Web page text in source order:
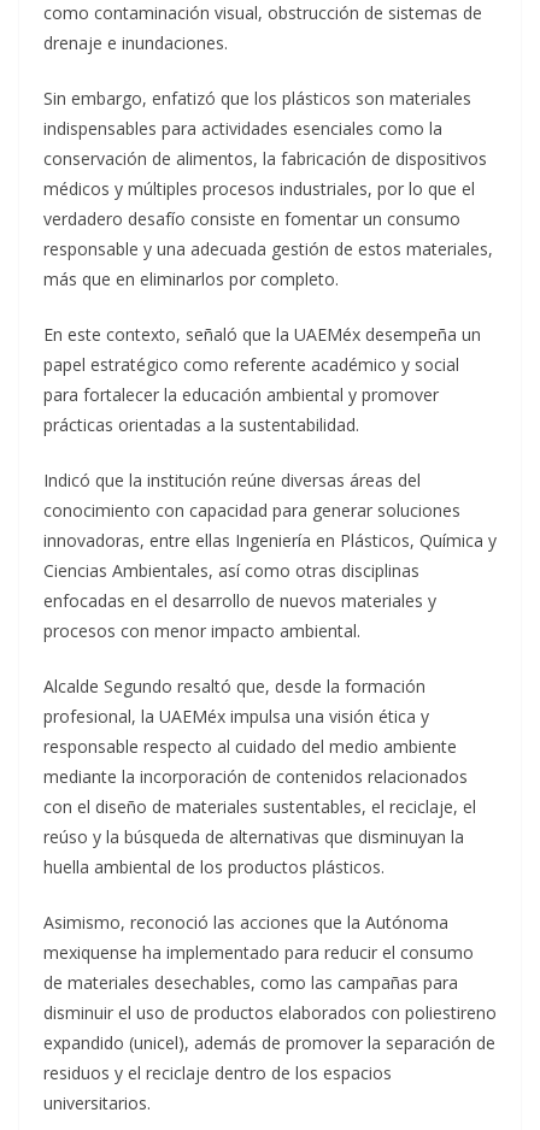
como contaminación visual, obstrucción de sistemas de
drenaje e inundaciones.
Sin embargo, enfatizó que los plásticos son materiales
indispensables para actividades esenciales como la
conservación de alimentos, la fabricación de dispositivos
médicos y múltiples procesos industriales, por lo que el
verdadero desafío consiste en fomentar un consumo
responsable y una adecuada gestión de estos materiales,
más que en eliminarlos por completo.
En este contexto, señaló que la UAEMéx desempeña un
papel estratégico como referente académico y social
para fortalecer la educación ambiental y promover
prácticas orientadas a la sustentabilidad.
Indicó que la institución reúne diversas áreas del
conocimiento con capacidad para generar soluciones
innovadoras, entre ellas Ingeniería en Plásticos, Química y
Ciencias Ambientales, así como otras disciplinas
enfocadas en el desarrollo de nuevos materiales y
procesos con menor impacto ambiental.
Alcalde Segundo resaltó que, desde la formación
profesional, la UAEMéx impulsa una visión ética y
responsable respecto al cuidado del medio ambiente
mediante la incorporación de contenidos relacionados
con el diseño de materiales sustentables, el reciclaje, el
reúso y la búsqueda de alternativas que disminuyan la
huella ambiental de los productos plásticos.
Asimismo, reconoció las acciones que la Autónoma
mexiquense ha implementado para reducir el consumo
de materiales desechables, como las campañas para
disminuir el uso de productos elaborados con poliestireno
expandido (unicel), además de promover la separación de
residuos y el reciclaje dentro de los espacios
universitarios.